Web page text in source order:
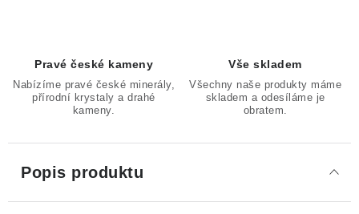
Pravé české kameny
Nabízíme pravé české minerály,
přírodní krystaly a drahé
kameny.
Vše skladem
Všechny naše produkty máme
skladem a odesíláme je
obratem.
Popis produktu